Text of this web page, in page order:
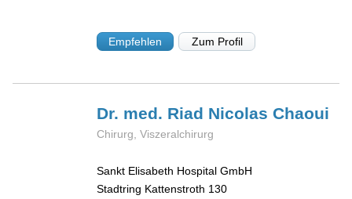
Empfehlen Zum Profil
Dr. med. Riad NicolasChaoui
Chirurg, Viszeralchirurg
Sankt Elisabeth Hospital GmbH
Stadtring Kattenstroth 130